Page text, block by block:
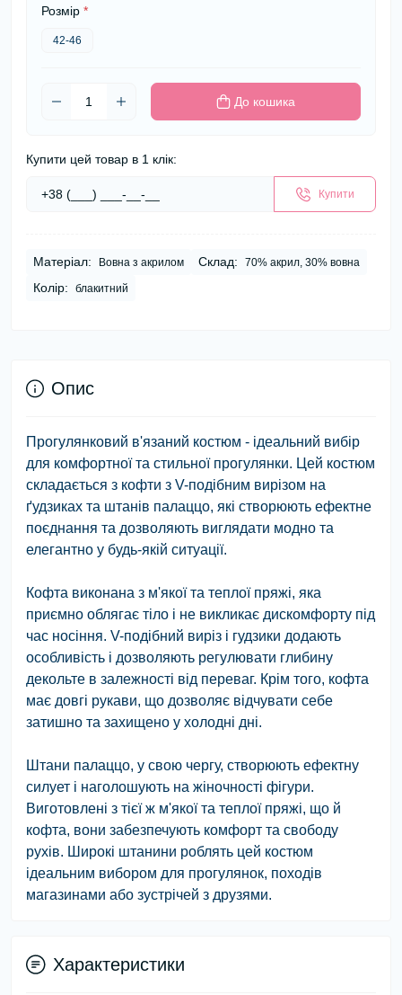
Розмір *
42-46
До кошика
Купити цей товар в 1 клік:
Купити
Матеріал: Вовна з акрилом Склад: 70% акрил, 30% вовна
Колір: блакитний
Опис
Прогулянковий в'язаний костюм - ідеальний вибір
для комфортної та стильної прогулянки. Цей костюм
складається з кофти з V-подібним вирізом на
ґудзиках та штанів палаццо, які створюють ефектне
поєднання та дозволяють виглядати модно та
елегантно у будь-якій ситуації.
Кофта виконана з м'якої та теплої пряжі, яка
приємно облягає тіло і не викликає дискомфорту під
час носіння. V-подібний виріз і гудзики додають
особливість і дозволяють регулювати глибину
декольте в залежності від переваг. Крім того, кофта
має довгі рукави, що дозволяє відчувати себе
затишно та захищено у холодні дні.
Штани палаццо, у свою чергу, створюють ефектну
силует і наголошують на жіночності фігури.
Виготовлені з тієї ж м'якої та теплої пряжі, що й
кофта, вони забезпечують комфорт та свободу
рухів. Широкі штанини роблять цей костюм
ідеальним вибором для прогулянок, походів
магазинами або зустрічей з друзями.
Характеристики